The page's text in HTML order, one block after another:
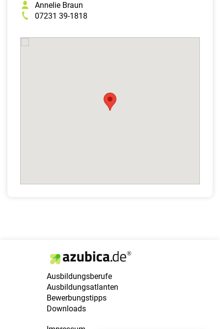
Annelie Braun
07231 39-1818
Ausbildungsberufe
Ausbildungsatlanten
Bewerbungstipps
Downloads